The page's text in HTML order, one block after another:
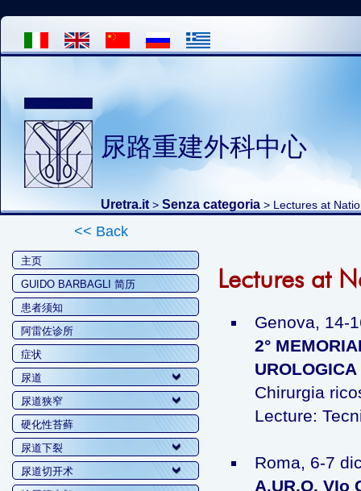
尿路重建外科中心
Uretra.it > Senza categoria > Lectures at
<< Back
主页
GUIDO BARBAGLI 简历
患者须知
阿雷佐诊所
症状
尿道
尿道狭窄
硬化性苔藓
尿道下裂
尿道切开术
Lectures at
Genova, 14-
2°
Chirurgia
Lecture:
Roma, 6-7
A.UR.O. VIo